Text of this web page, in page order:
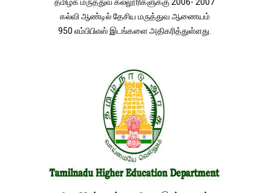
கல்வி ஆண்டில் தேசிய மருத்துவ ஆணையம்
950 எம்பிபிஎஸ் இடங்களை அதிகரித்துள்ளது.